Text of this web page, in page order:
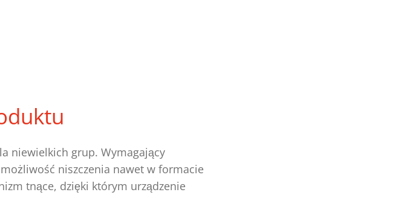
niewielkich grup. Wymagający
niszczenia nawet w formacie
tnące, dzięki którym urządzenie